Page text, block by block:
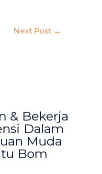
Next Post →
& Bekerja
Dalam
Muda
Bom